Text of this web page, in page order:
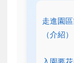
走進園
（介紹）